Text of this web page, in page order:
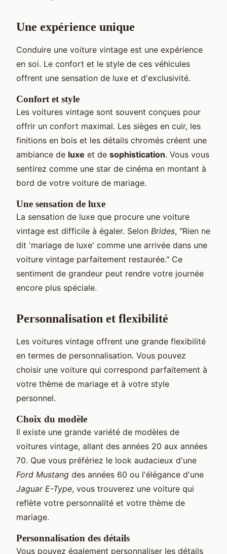
Une expérience unique
Conduire une voiture vintage est une expérience
en soi. Le confort et le style de ces véhicules
offrent une sensation de luxe et d'exclusivité.
Confort et style
Les voitures vintage sont souvent conçues pour
offrir un confort maximal. Les sièges en cuir, les
finitions en bois et les détails chromés créent une
ambiance de luxe et de sophistication. Vous vous
sentirez comme une star de cinéma en montant à
bord de votre voiture de mariage.
Une sensation de luxe
La sensation de luxe que procure une voiture
vintage est difficile à égaler. Selon Brides, "Rien ne
dit 'mariage de luxe' comme une arrivée dans une
voiture vintage parfaitement restaurée." Ce
sentiment de grandeur peut rendre votre journée
encore plus spéciale.
Personnalisation et flexibilité
Les voitures vintage offrent une grande flexibilité
en termes de personnalisation. Vous pouvez
choisir une voiture qui correspond parfaitement à
votre thème de mariage et à votre style
personnel.
Choix du modèle
Il existe une grande variété de modèles de
voitures vintage, allant des années 20 aux années
70. Que vous préfériez le look audacieux d'une
Ford Mustang des années 60 ou l'élégance d'une
Jaguar E-Type, vous trouverez une voiture qui
reflète votre personnalité et votre thème de
mariage.
Personnalisation des détails
Vous pouvez également personnaliser les détails